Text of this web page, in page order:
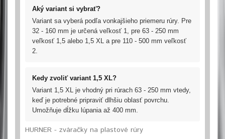
Aký variant si vybrať?
Variant sa vyberá podľa vonkajšieho priemeru rúry. Pre
32 - 160 mm je určená veľkosť 1, pre 63 - 250 mm
veľkosť 1,5 alebo 1,5 XL a pre 110 - 500 mm veľkosť
2.
Kedy zvoliť variant 1,5 XL?
Variant 1,5 XL je vhodný pri rúrach 63 - 250 mm vtedy,
keď je potrebné pripraviť dlhšiu oblasť povrchu.
Umožňuje dĺžku lúpania až 400 mm.
HURNER - zváračky na plastové rúry